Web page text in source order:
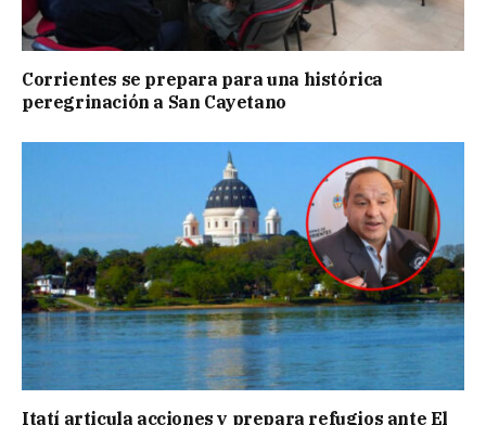
Corrientes se prepara para una histórica
peregrinación a San Cayetano
Itatí articula acciones y prepara refugios ante El